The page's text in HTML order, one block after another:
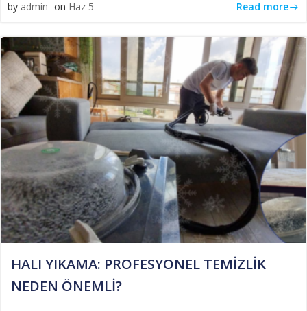
by admin on Haz 5 Read more
HALI YIKAMA: PROFESYONEL TEMİZLİK
NEDEN ÖNEMLİ?